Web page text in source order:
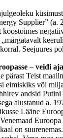
Supplier”
Seejuures
– veidi
pärast Teist
eimiskiks või
andsid Putini
alustanud a.
Lääne
on